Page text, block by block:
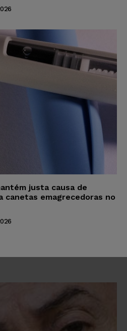
justa causa de
canetas emagrecedoras no